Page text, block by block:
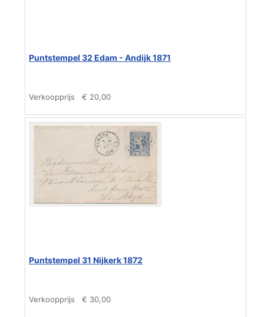
Puntstempel 32 Edam - Andijk 1871
Verkoopprijs € 20,00
Puntstempel 31 Nijkerk 1872
Verkoopprijs € 30,00